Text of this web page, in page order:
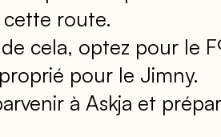
route.
cela, optez pour le
pour le Jimny.
à Askja et